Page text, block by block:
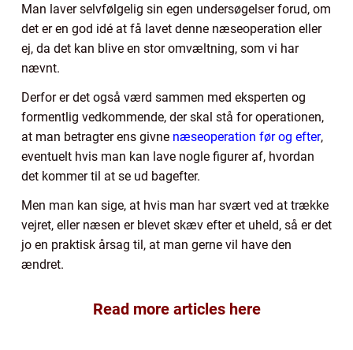
Man laver selvfølgelig sin egen undersøgelser forud, om
det er en god idé at få lavet denne næseoperation eller
ej, da det kan blive en stor omvæltning, som vi har
nævnt.
Derfor er det også værd sammen med eksperten og
formentlig vedkommende, der skal stå for operationen,
at man betragter ens givne næseoperation før og efter,
eventuelt hvis man kan lave nogle figurer af, hvordan
det kommer til at se ud bagefter.
Men man kan sige, at hvis man har svært ved at trække
vejret, eller næsen er blevet skæv efter et uheld, så er det
jo en praktisk årsag til, at man gerne vil have den
ændret.
Read more articles here